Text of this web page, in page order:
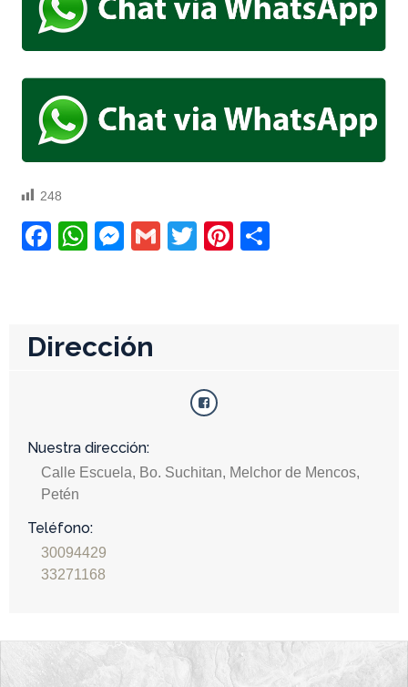
248
Facebook
WhatsApp
Messenger
GmailTwitterPinterest
Dirección
Nuestra dirección:
Calle Escuela, Bo. Suchitan, Melchor de Mencos,
Petén
Teléfono:
30094429
33271168